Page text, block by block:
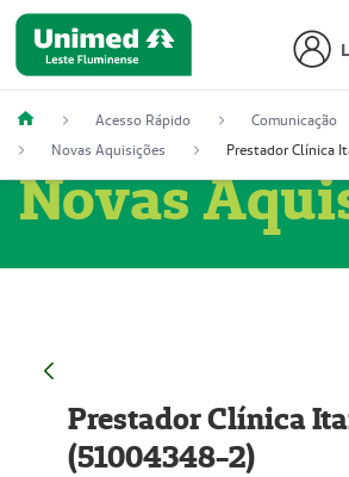
Acesso Rápido
Comunicação
Novas Aquisições
Novas
Prestador Clínica
(51004348-2)